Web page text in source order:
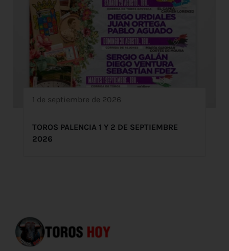
1 de septiembre de 2026
TOROS PALENCIA 1 Y 2 DE SEPTIEMBRE
2026